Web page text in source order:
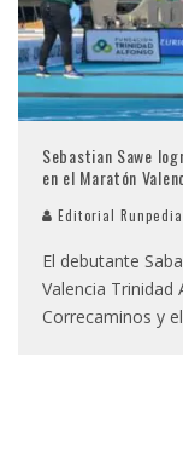
Sebastian Sawe
en el Maratón
Editorial Runpedia
El debutante
Valencia Trinidad
Correcaminos y